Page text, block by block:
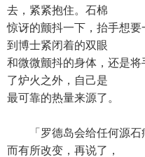
去，紧紧抱住。石棉
惊讶的颤抖一下，抬手想
到博士紧闭着的双眼
和微微颤抖的身体，还是
了炉火之外，自己是
最可靠的热量来源了。
「罗德岛会给任何源石
而有所改变，再说了，